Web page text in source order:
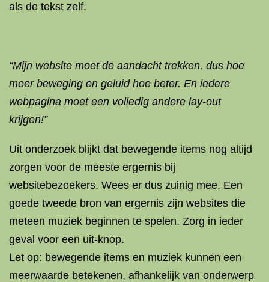
als de tekst zelf.
“Mijn website moet de aandacht trekken, dus hoe
meer beweging en geluid hoe beter. En iedere
webpagina moet een volledig andere lay-out
krijgen!”
Uit onderzoek blijkt dat bewegende items nog altijd
zorgen voor de meeste ergernis bij
websitebezoekers. Wees er dus zuinig mee. Een
goede tweede bron van ergernis zijn websites die
meteen muziek beginnen te spelen. Zorg in ieder
geval voor een uit-knop.
Let op: bewegende items en muziek kunnen een
meerwaarde betekenen, afhankelijk van onderwerp